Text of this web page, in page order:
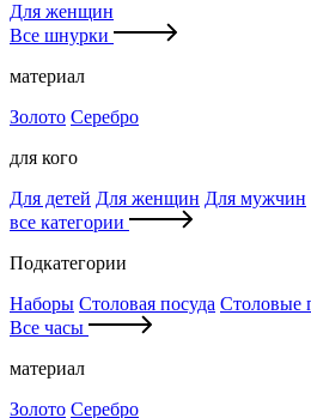
Для женщин
Все шнурки
материал
Золото Серебро
для кого
Для детей Для женщин Для мужчин
все категории
Подкатегории
Наборы Столовая посуда Столовые
Все часы
материал
Золото Серебро